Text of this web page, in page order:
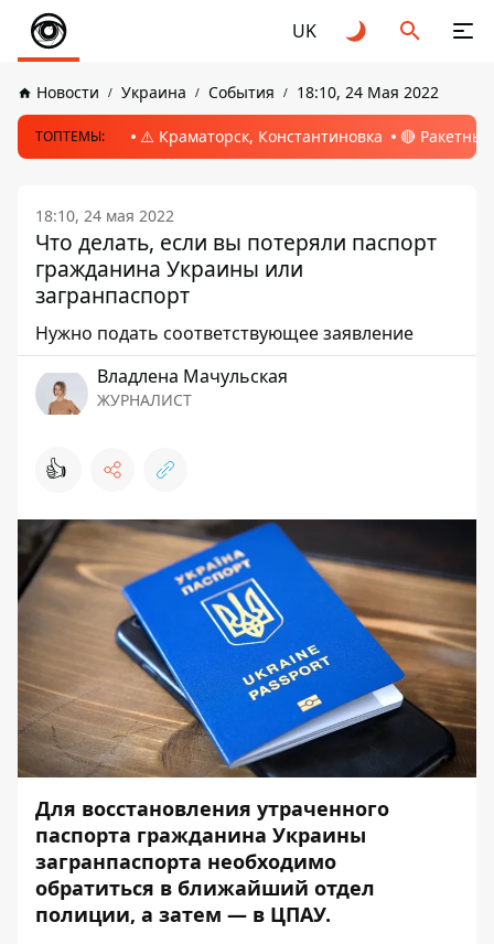
UK
Новости Украина События 18:10, 24 Мая 2022
ТОПТЕМЫ: ⚠️ Краматорск, Константиновка 🔴
18:10, 24 мая 2022
Что делать, если вы потеряли паспорт
гражданина Украины или
загранпаспорт
Нужно подать соответствующее заявление
Владлена Мачульская
ЖУРНАЛИСТ
👍
Для восстановления утраченного
паспорта гражданина Украины
загранпаспорта необходимо
обратиться в ближайший отдел
полиции, а затем — в ЦПАУ.